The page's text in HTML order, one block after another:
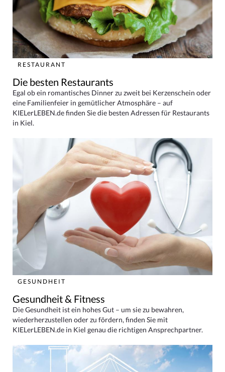
RESTAURANT
Die besten Restaurants
Egal ob ein romantisches Dinner zu zweit bei Kerzenschein oder
eine Familienfeier in gemütlicher Atmosphäre – auf
KIELerLEBEN.de finden Sie die besten Adressen für Restaurants
in Kiel.
GESUNDHEIT
Gesundheit & Fitness
Die Gesundheit ist ein hohes Gut – um sie zu bewahren,
wiederherzustellen oder zu fördern, finden Sie mit
KIELerLEBEN.de in Kiel genau die richtigen Ansprechpartner.